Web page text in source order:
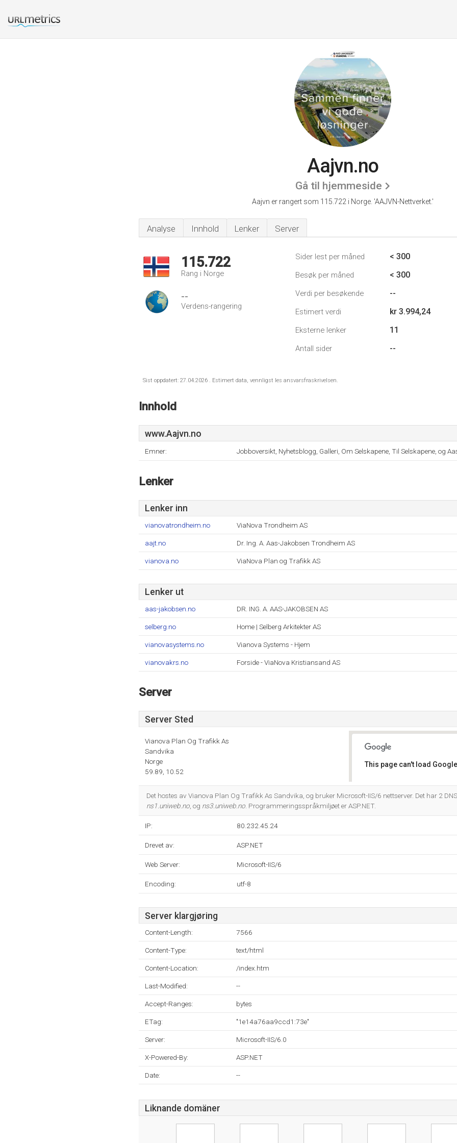
Aajvn.no
Gå til hjemmeside
Aajvn er rangert som 115.722 i Norge. 'AAJVN-Nettverket.'
Analyse Innhold Lenker Server
115.722
Rang i Norge
--
Verdens-rangering
Sider lest per måned < 300
Besøk per måned < 300
Verdi per besøkende --
Estimert verdi kr 3.994,24
Eksterne lenker 11
Antall sider --
Sist oppdatert: 27.04.2026 . Estimert data, vennligst les ansvarsfraskrivelsen.
Innhold
www.Aajvn.no
Emner: Jobboversikt, Nyhetsblogg, Galleri, Om Selskapene, Til Selskapene, og
Lenker
Lenker inn
vianovatrondheim.no ViaNova Trondheim AS
aajt.no Dr. Ing. A. Aas-Jakobsen Trondheim AS
vianova.no ViaNova Plan og Trafikk AS
Lenker ut
aas-jakobsen.no DR. ING. A. AAS-JAKOBSEN AS
selberg.no Home | Selberg Arkitekter AS
vianovasystems.no Vianova Systems - Hjem
vianovakrs.no Forside - ViaNova Kristiansand AS
Server
Server Sted
Vianova Plan Og Trafikk As
Sandvika
Norge
59.89, 10.52
This page can't load
Det hostes av Vianova Plan Og Trafikk As Sandvika, og bruker Microsoft-IIS/6 nettserver. Det har 2
ns1.uniweb.no , og ns3.uniweb.no . Programmeringsspråkmiljøet er ASP.NET.
IP: 80.232.45.24
Drevet av: ASP.NET
Web Server: Microsoft-IIS/6
Encoding: utf-8
Server klargjøring
Content-Length: 7566
Content-Type: text/html
Content-Location: /index.htm
Last-Modified: --
Accept-Ranges: bytes
ETag: "1e14a76aa9ccd1:73e"
Server: Microsoft-IIS/6.0
X-Powered-By: ASP.NET
Date: --
Liknande domäner